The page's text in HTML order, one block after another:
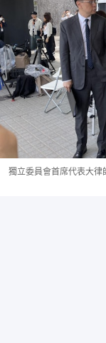
獨立委員會首席代表大律